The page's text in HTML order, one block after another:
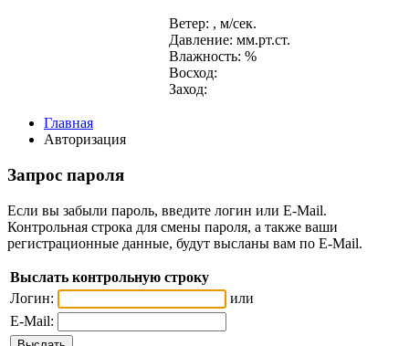
Ветер: , м/сек.
Давление: мм.рт.ст.
Влажность: %
Восход:
Заход:
Главная
Авторизация
Запрос пароля
Если вы забыли пароль, введите логин или E-Mail.
Контрольная строка для смены пароля, а также ваши
регистрационные данные, будут высланы вам по E-Mail.
Выслать контрольную строку
Логин:
или
E-Mail: